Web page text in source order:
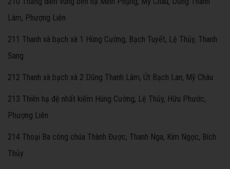
Lâm, Phượng Liên
211 Thanh xà bạch xà 1 Hùng Cường, Bạch Tuyết, Lệ Thủy, Thanh
Sang
212 Thanh xà bạch xà 2 Dũng Thanh Lâm, Út Bạch Lan, Mỹ Châu
213 Thiên hạ đệ nhất kiếm Hùng Cường, Lệ Thủy, Hữu Phước,
Phượng Liên
214 Thoại Ba công chúa Thành Được, Thanh Nga, Kim Ngọc, Bích
Thủy